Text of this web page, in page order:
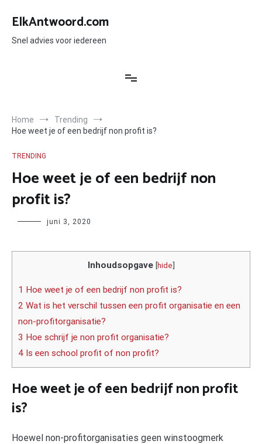
naar
inhoud
ElkAntwoord.com
Snel advies voor iedereen
Home
Trending
Hoe weet je of een bedrijf non profit is?
TRENDING
Hoe weet je of een bedrijf non
profit is?
Author juni 3, 2020
Inhoudsopgave [hide]
1 Hoe weet je of een bedrijf non profit is?
2 Wat is het verschil tussen een profit organisatie en een
non-profitorganisatie?
3 Hoe schrijf je non profit organisatie?
4 Is een school profit of non profit?
Hoe weet je of een bedrijf non profit
is?
Hoewel non-profitorganisaties geen winstoogmerk